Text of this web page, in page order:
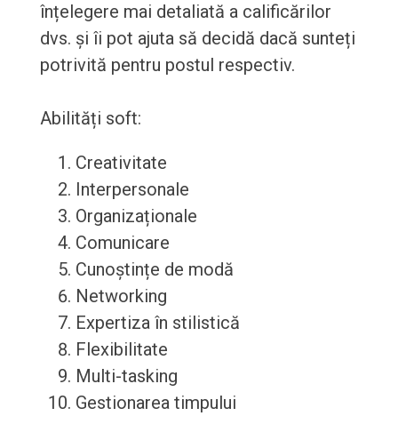
înțelegere mai detaliată a calificărilor
dvs. și îi pot ajuta să decidă dacă sunteți
potrivită pentru postul respectiv.
Abilități soft:
Creativitate
Interpersonale
Organizaționale
Comunicare
Cunoștințe de modă
Networking
Expertiza în stilistică
Flexibilitate
Multi-tasking
Gestionarea timpului